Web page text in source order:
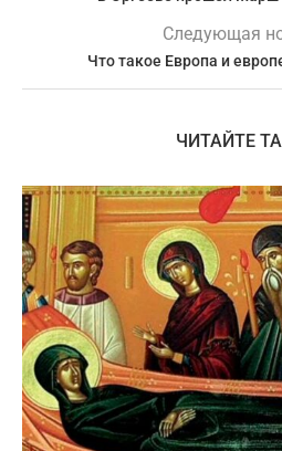
Следующая
Что такое Европа и
ЧИТАЙТЕ